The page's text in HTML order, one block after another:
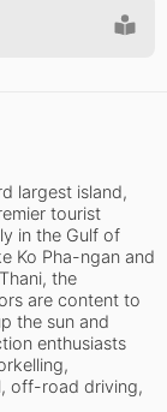
อีบุ๊กอ่านฟรี
ชญา
tourist
in the Gulf of
Ko Pha-ngan and
the
are content to
the sun and
enthusiasts
off-road driving,